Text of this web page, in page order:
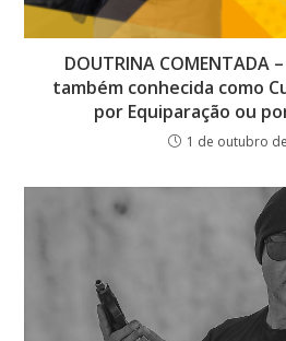
DOUTRINA COMENTADA
também conhecida como
por Equiparação ou
1 de outubro